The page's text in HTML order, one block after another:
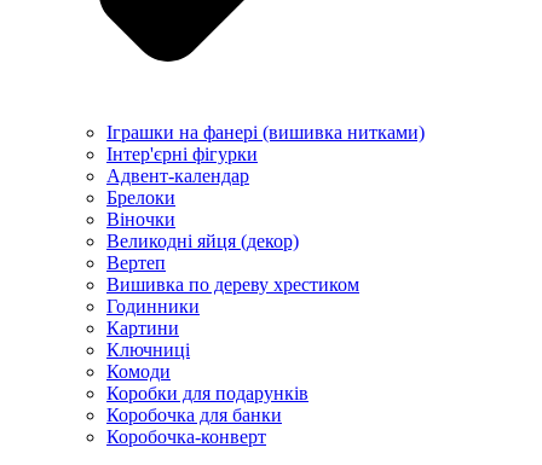
Іграшки на фанері (вишивка нитками)
Інтер'єрні фігурки
Адвент-календар
Брелоки
Віночки
Великодні яйця (декор)
Вертеп
Вишивка по дереву хрестиком
Годинники
Картини
Ключниці
Комоди
Коробки для подарунків
Коробочка для банки
Коробочка-конверт